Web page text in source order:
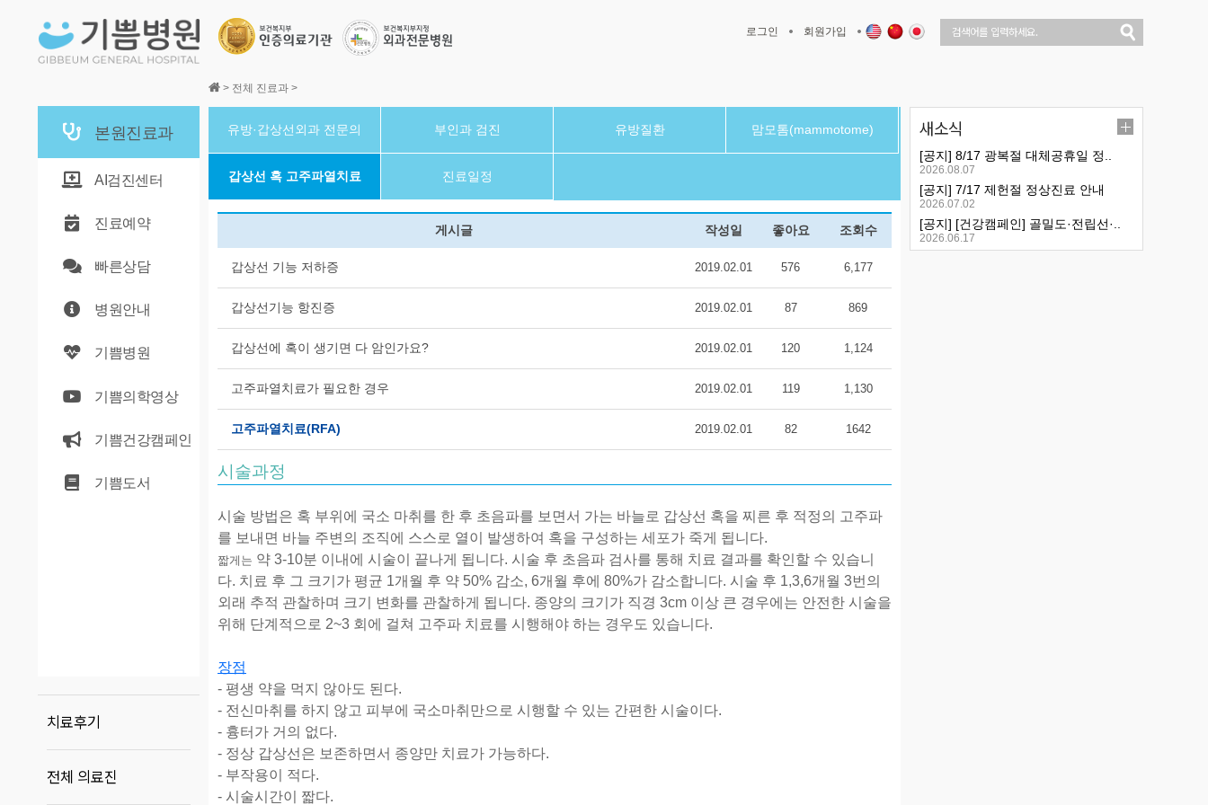
로그인 회원가입
본원진료과
AI검진센터
진료예약
빠른상담
병원안내
기쁨병원
기쁨의학영상
기쁨건강캠페인
기쁨도서
치료후기
전체 의료진
> 전체 진료과 >
유방·갑상선외과 전문의 부인과 검진 유방질환 맘모톰(mammotome)
갑상선 혹 고주파열치료 진료일정
게시글 작성일 좋아요 조회수
갑상선 기능 저하증 2019.02.01 576 6,177
갑상선기능 항진증 2019.02.01 87 869
갑상선에 혹이 생기면 다 암인가요? 2019.02.01 120 1,124
고주파열치료가 필요한 경우 2019.02.01 119 1,130
고주파열치료(RFA) 2019.02.01 82 1642
시술과정
시술 방법은 혹 부위에 국소 마취를 한 후 초음파를 보면서 가는 바늘로 갑상선 혹을 찌른 후 적정의 고주파
를 보내면 바늘 주변의 조직에 스스로 열이 발생하여 혹을 구성하는 세포가 죽게 됩니다.
짧게는 약 3-10분 이내에 시술이 끝나게 됩니다. 시술 후 초음파 검사를 통해 치료 결과를 확인할 수 있습니
다. 치료 후 그 크기가 평균 1개월 후 약 50% 감소, 6개월 후에 80%가 감소합니다. 시술 후 1,3,6개월 3번의
외래 추적 관찰하며 크기 변화를 관찰하게 됩니다. 종양의 크기가 직경 3cm 이상 큰 경우에는 안전한 시술을
위해 단계적으로 2~3 회에 걸쳐 고주파 치료를 시행해야 하는 경우도 있습니다.
장점
- 평생 약을 먹지 않아도 된다.
- 전신마취를 하지 않고 피부에 국소마취만으로 시행할 수 있는 간편한 시술이다.
- 흉터가 거의 없다.
- 정상 갑상선은 보존하면서 종양만 치료가 가능하다.
- 부작용이 적다.
- 시술시간이 짧다.
새소식
[공지] 8/17 광복절 대체공휴일 정..
2026.08.07
[공지] 7/17 제헌절 정상진료 안내
2026.07.02
[공지] [건강캠페인] 골밀도·전립선·..
2026.06.17